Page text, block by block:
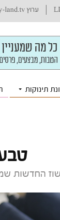
ערוץ baby-land.tv
תינוקות
שוז החדשות